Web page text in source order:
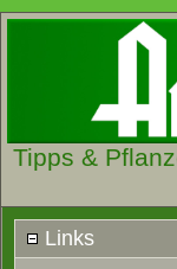
Tipps &
Links